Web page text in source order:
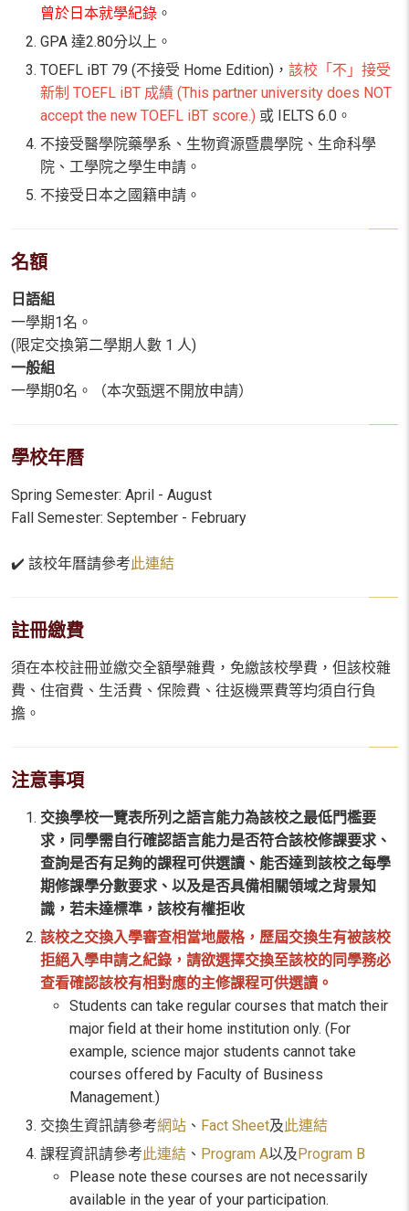
曾於日本就學紀錄 。
GPA 達2.80分以上。
TOEFL iBT 79 (不接受 Home Edition)， 該校「不」接受
新制 TOEFL iBT 成績 (This partner university does NOT
accept the new TOEFL iBT score.) 或 IELTS 6.0。
不接受醫學院藥學系、生物資源暨農學院、生命科學
院、工學院之學生申請。
不接受日本之國籍申請。
名額
日語組
一學期1名。
(限定交換第二學期人數 1 人)
一般組
一學期0名。（本次甄選不開放申請）
學校年曆
Spring Semester: April - August
Fall Semester: September - February
✔️ 該校年曆請參考此連結
註冊繳費
須在本校註冊並繳交全額學雜費，免繳該校學費，但該校雜
費、住宿費、生活費、保險費、往返機票費等均須自行負
擔。
注意事項
交換學校一覽表所列之語言能力為該校之最低門檻要
求，同學需自行確認語言能力是否符合該校修課要求、
查詢是否有足夠的課程可供選讀、能否達到該校之每學
期修課學分數要求、以及是否具備相關領域之背景知
識，若未達標準，該校有權拒收
該校之交換入學審查相當地嚴格，歷屆交換生有被該校
拒絕入學申請之紀錄，請欲選擇交換至該校的同學務必
查看確認該校有相對應的主修課程可供選讀。
Students can take regular courses that match their
major field at their home institution only. (For
example, science major students cannot take
courses offered by Faculty of Business
Management.)
交換生資訊請參考網站 、 Fact Sheet及此連結
課程資訊請參考此連結 、 Program A以及Program B
Please note these courses are not necessarily
available in the year of your participation.